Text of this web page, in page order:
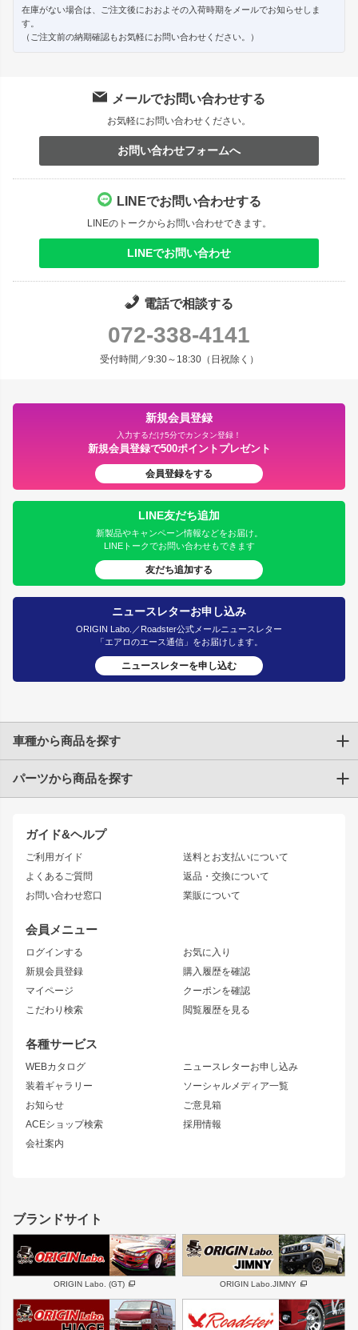
在庫がない場合は、ご注文後におおよその入荷時期をメールでお知らせしま
す。
（ご注文前の納期確認もお気軽にお問い合わせください。）
メールでお問い合わせする
お気軽にお問い合わせください。
お問い合わせフォームへ
LINEでお問い合わせする
LINEのトークからお問い合わせできます。
LINEでお問い合わせ
電話で相談する
072-338-4141
受付時間／9:30～18:30（日祝除く）
新規会員登録
入力するだけ5分でカンタン登録！
新規会員登録で500ポイントプレゼント
会員登録をする
LINE友だち追加
新製品やキャンペーン情報などをお届け。
LINEトークでお問い合わせもできます
友だち追加する
ニュースレターお申し込み
ORIGIN Labo.／Roadster公式メールニュースレター
「エアロのエース通信」をお届けします。
ニュースレターを申し込む
ガイド&ヘルプ
ご利用ガイド
よくあるご質問
お問い合わせ窓口
送料とお支払いについて
返品・交換について
業販について
会員メニュー
ログインする
新規会員登録
マイページ
こだわり検索
お気に入り
購入履歴を確認
クーポンを確認
閲覧履歴を見る
各種サービス
WEBカタログ
装着ギャラリー
お知らせ
ACEショップ検索
会社案内
ニュースレターお申し込み
ソーシャルメディア一覧
ご意見箱
採用情報
車種から商品を探す
トヨタ
JZX90 CHASER
JZX110 MARK II
JZX100 MARK II
JZX90 MARK II
トレノ
マークX
アリスト
ソアラ
アルテッツァ
ニッサン
S15 シルビア
S14 シルビア 後期
S13 シルビア
180SX
シルエイティ
ワンビア
ローレル
セフィーロ
キャラバン
スズキ
GS350
SC
スバル 三菱
デリカ D:5
軽自動車 汎用
パーツから商品を探す
エアロシリーズ
ドリフトライン
風神
雷神
レーシングライン
アタックライン
ストリームライン
リアウイング
ジムニーパーツ
ホイール
MUD-S7
MUD-SR7
まつど家 鉄漢
ボンネット
フェンダー
サイドパーツ
リアゲート
メンテナンスパーツ
ハイエースパーツ
ホイール
DAYTONA-RS
DAYTONA-RS NEO
ブランドサイト
ORIGIN Labo. (GT) ORIGIN Labo.JIMNY